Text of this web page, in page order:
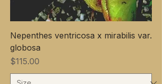
Nepenthes ventricosa x mirabilis var.
globosa
価格
$115.00